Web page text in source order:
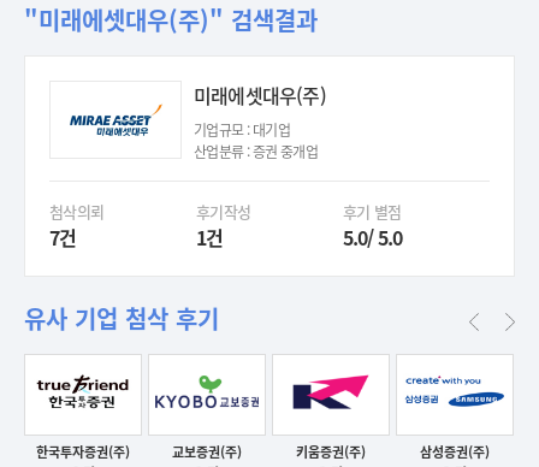
"미래에셋대우(주)" 검색결과
미래에셋대우(주)
기업규모 : 대기업
산업분류 : 증권 중개업
첨삭의뢰
7건
후기작성
1건
후기 별점
5.0/ 5.0
유사 기업 첨삭 후기
한국투자증권(주)
교보증권(주)
키움증권(주)
삼성증권(주)